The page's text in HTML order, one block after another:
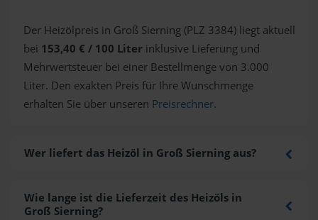
Der Heizölpreis in Groß Sierning (PLZ 3384) liegt aktuell
bei 153,40 € / 100 Liter inklusive Lieferung und
Mehrwertsteuer bei einer Bestellmenge von 3.000
Liter. Den exakten Preis für Ihre Wunschmenge
erhalten Sie über unseren Preisrechner.
Wer liefert das Heizöl in Groß Sierning aus?
Wie lange ist die Lieferzeit des Heizöls in
Groß Sierning?